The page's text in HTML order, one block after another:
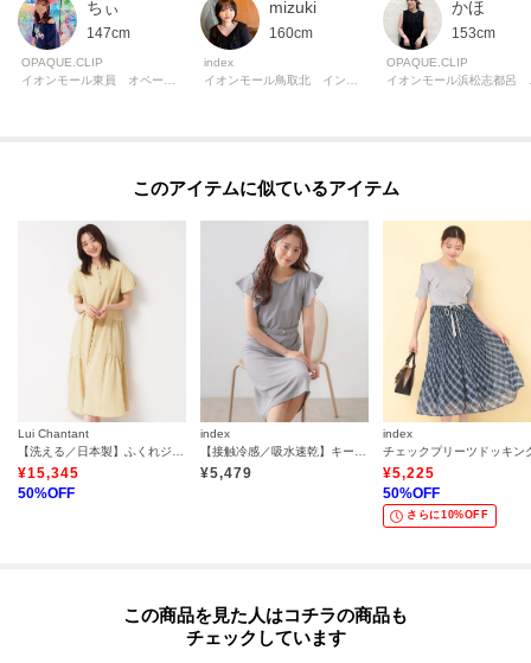
ちぃ
147cm
OPAQUE.CLIP
mizuki
160cm
index
かほ
153cm
OPAQUE.CLIP
このアイテムに似ているアイテム
Lui Chantant
【洗える／日本製】ふくれジャカードワンピース
¥15,345
50%OFF
index
【接触冷感／吸水速乾】キーネックフレアスリーブワンピース《UV／洗濯機OK／ストレッチ》
¥5,479
index
¥5,225
50%OFF
さらに10%OFF
この商品を見た人はコチラの商品も
チェックしています